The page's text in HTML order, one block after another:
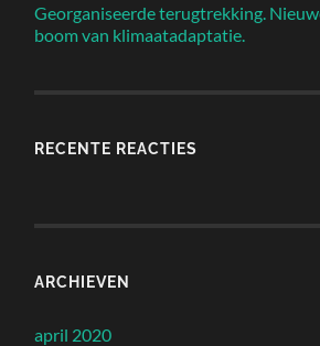
Georganiseerde terugtrekking.
boom van klimaatadaptatie.
RECENTE REACTIES
ARCHIEVEN
april 2020